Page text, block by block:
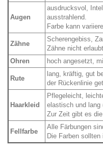
Augen
ausdrucksvol,
ausstrahlend.
Farbe kann
Zähne
Scherengebiss,
Zähne nicht erlaubt
Ohren
hoch angesetzt,
Rute
lang, kräftig, gut
der Rückenlinie
Haarkleid
Pflegeleicht,
elastisch und lang
Zur Zeit gibt es
Fellfarbe
Alle Färbungen
Die Farben